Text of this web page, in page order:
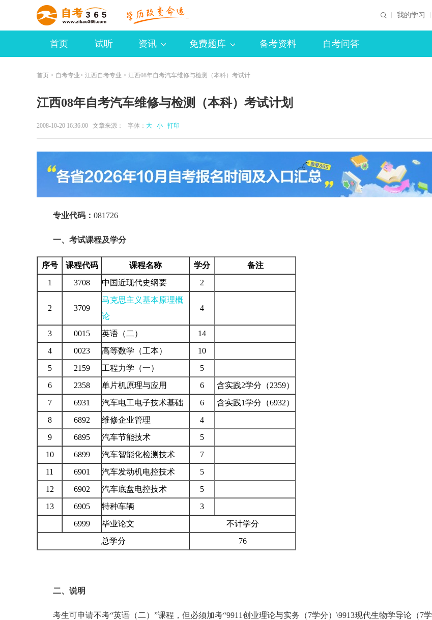
我的学习
首页 试听 资讯 免费题库 备考资料 自考问答
首页 > 自考专业> 江西自考专业 > 江西08年自考汽车维修与检测（本科）考试计
江西08年自考汽车维修与检测（本科）考试计划
2008-10-20 16:36:00 文章来源： 字体： 大 小 打印
专业代码： 081726
一、考试课程及学分
序号 课程代码 课程名称 学分
备注
1
3708 中国近现代史纲要 2
2 3709
马克思主义基本原理概
论
4
3 0015 英语（二）
14
4
0023 高等数学（工本）
10
5
2159 工程力学（一）
5
6
2358 单片机原理与应用 6
含实践2学分（2359）
7
6931 汽车电工电子技术基础 6
含实践1学分（6932）
8
6892 维修企业管理
4
9
6895 汽车节能技术
5
10
6899 汽车智能化检测技术
7
11
6901 汽车发动机电控技术
5
12
6902 汽车底盘电控技术
5
13
6905 特种车辆
3
6999
毕业论文
不计学分
总学分
76
二、说明
考生可申请不考“英语（二）”课程，但必须加考“9911创业理论与实务（7学分）\9913现代生物学导论（7学